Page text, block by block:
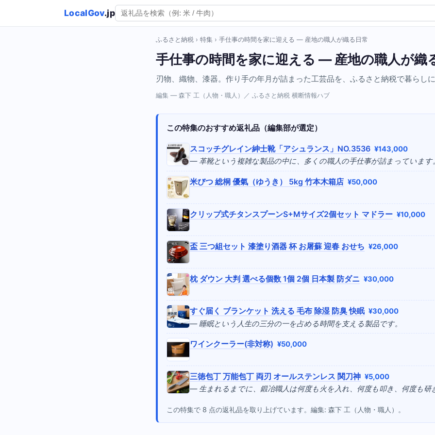
LocalGov.jp
ふるさと納税 ›特集 › 手仕事の時間を家に迎える — 産地の職人が織る日常
手仕事の時間を家に迎える — 産地の職人が織
刃物、織物、漆器。作り手の年月が詰まった工芸品を、ふるさと納税で暮らし
編集 — 森下 工（人物・職人）／ ふるさと納税 横断情報ハブ
この特集のおすすめ返礼品（編集部が選定）
スコッチグレイン紳士靴「アシュランス」NO.3536 ¥143,000
— 革靴という複雑な製品の中に、多くの職人の手仕事が詰まっています
米びつ 総桐 優氣（ゆうき） 5kg 竹本木箱店 ¥50,000
クリップ式チタンスプーンS+Mサイズ2個セット マドラー ¥10,000
盃 三つ組セット 漆塗り酒器 杯 お屠蘇 迎春 おせち ¥26,000
枕 ダウン 大判 選べる個数 1個 2個 日本製 防ダニ ¥30,000
すぐ届く ブランケット 洗える 毛布 除湿 防臭 快眠 ¥30,000
— 睡眠という人生の三分の一を占める時間を支える製品です。
ワインクーラー(非対称) ¥50,000
三徳包丁 万能包丁 両刃 オールステンレス 関刀神 ¥5,000
— 生まれるまでに、鍛冶職人は何度も火を入れ、何度も叩き、何度も研
この特集で 8 点の返礼品を取り上げています。編集: 森下 工（人物・職人）。